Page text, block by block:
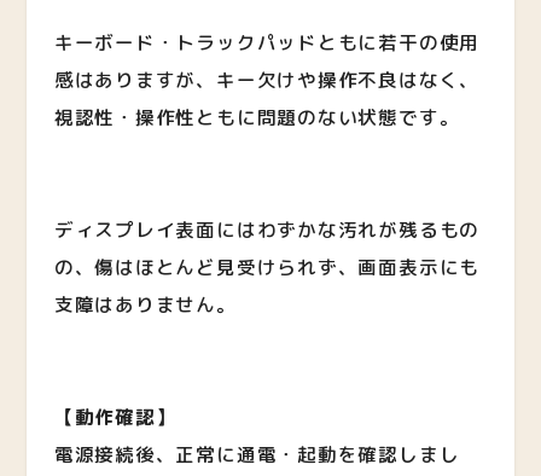
キーボード・トラックパッドともに若干の使用
感はありますが、キー欠けや操作不良はなく、
視認性・操作性ともに問題のない状態です。
ディスプレイ表面にはわずかな汚れが残るもの
の、傷はほとんど見受けられず、画面表示にも
支障はありません。
【動作確認】
電源接続後、正常に通電・起動を確認しまし